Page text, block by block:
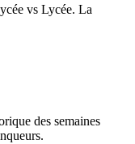
vs Lycée. La
des semaines